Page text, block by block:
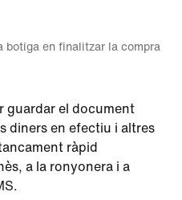
botiga en finalitzar la compra
guardar el document
diners en efectiu i altres
ràpid
a la ronyonera i a